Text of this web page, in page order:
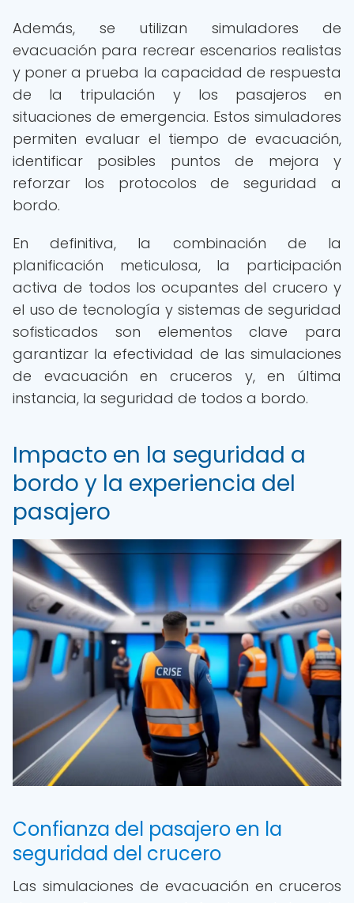
Además, se utilizan simuladores de
evacuación para recrear escenarios realistas
y poner a prueba la capacidad de respuesta
de la tripulación y los pasajeros en
situaciones de emergencia. Estos simuladores
permiten evaluar el tiempo de evacuación,
identificar posibles puntos de mejora y
reforzar los protocolos de seguridad a
bordo.
En definitiva, la combinación de la
planificación meticulosa, la participación
activa de todos los ocupantes del crucero y
el uso de tecnología y sistemas de seguridad
sofisticados son elementos clave para
garantizar la efectividad de las simulaciones
de evacuación en cruceros y, en última
instancia, la seguridad de todos a bordo.
Impacto en la seguridad a
bordo y la experiencia del
pasajero
Confianza del pasajero en la
seguridad del crucero
Las simulaciones de evacuación en cruceros